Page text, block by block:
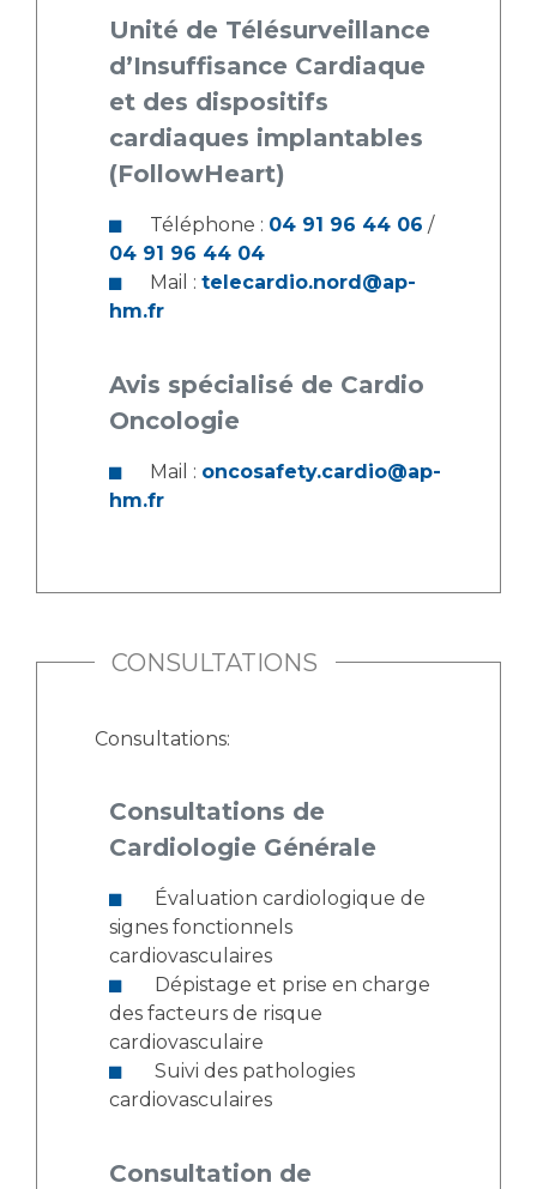
Unité de Télésurveillance
d’Insuffisance Cardiaque
et des dispositifs
cardiaques implantables
(FollowHeart)
Téléphone : 04 91 96 44 06 /
04 91 96 44 04
Mail : telecardio.nord@ap-
hm.fr
Avis spécialisé de Cardio
Oncologie
Mail : oncosafety.cardio@ap-
hm.fr
CONSULTATIONS
Consultations:
Consultations de
Cardiologie Générale
signes fonctionnels
cardiovasculaires
des facteurs de risque
cardiovasculaire
cardiovasculaires
Consultation de